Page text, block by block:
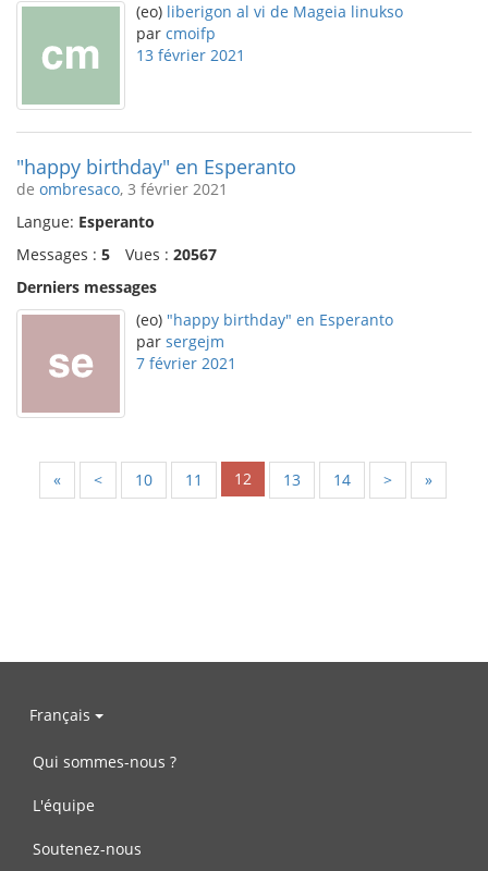
(eo) liberigon al vi de Mageia linukso
par cmoifp
13 février 2021
"happy birthday" en Esperanto
de ombresaco, 3 février 2021
Langue: Esperanto
Messages : 5 Vues : 20567
Derniers messages
(eo) "happy birthday" en Esperanto
par sergejm
7 février 2021
« < 10 11 12 13 14 > »
Français
Qui sommes-nous ?
L'équipe
Soutenez-nous